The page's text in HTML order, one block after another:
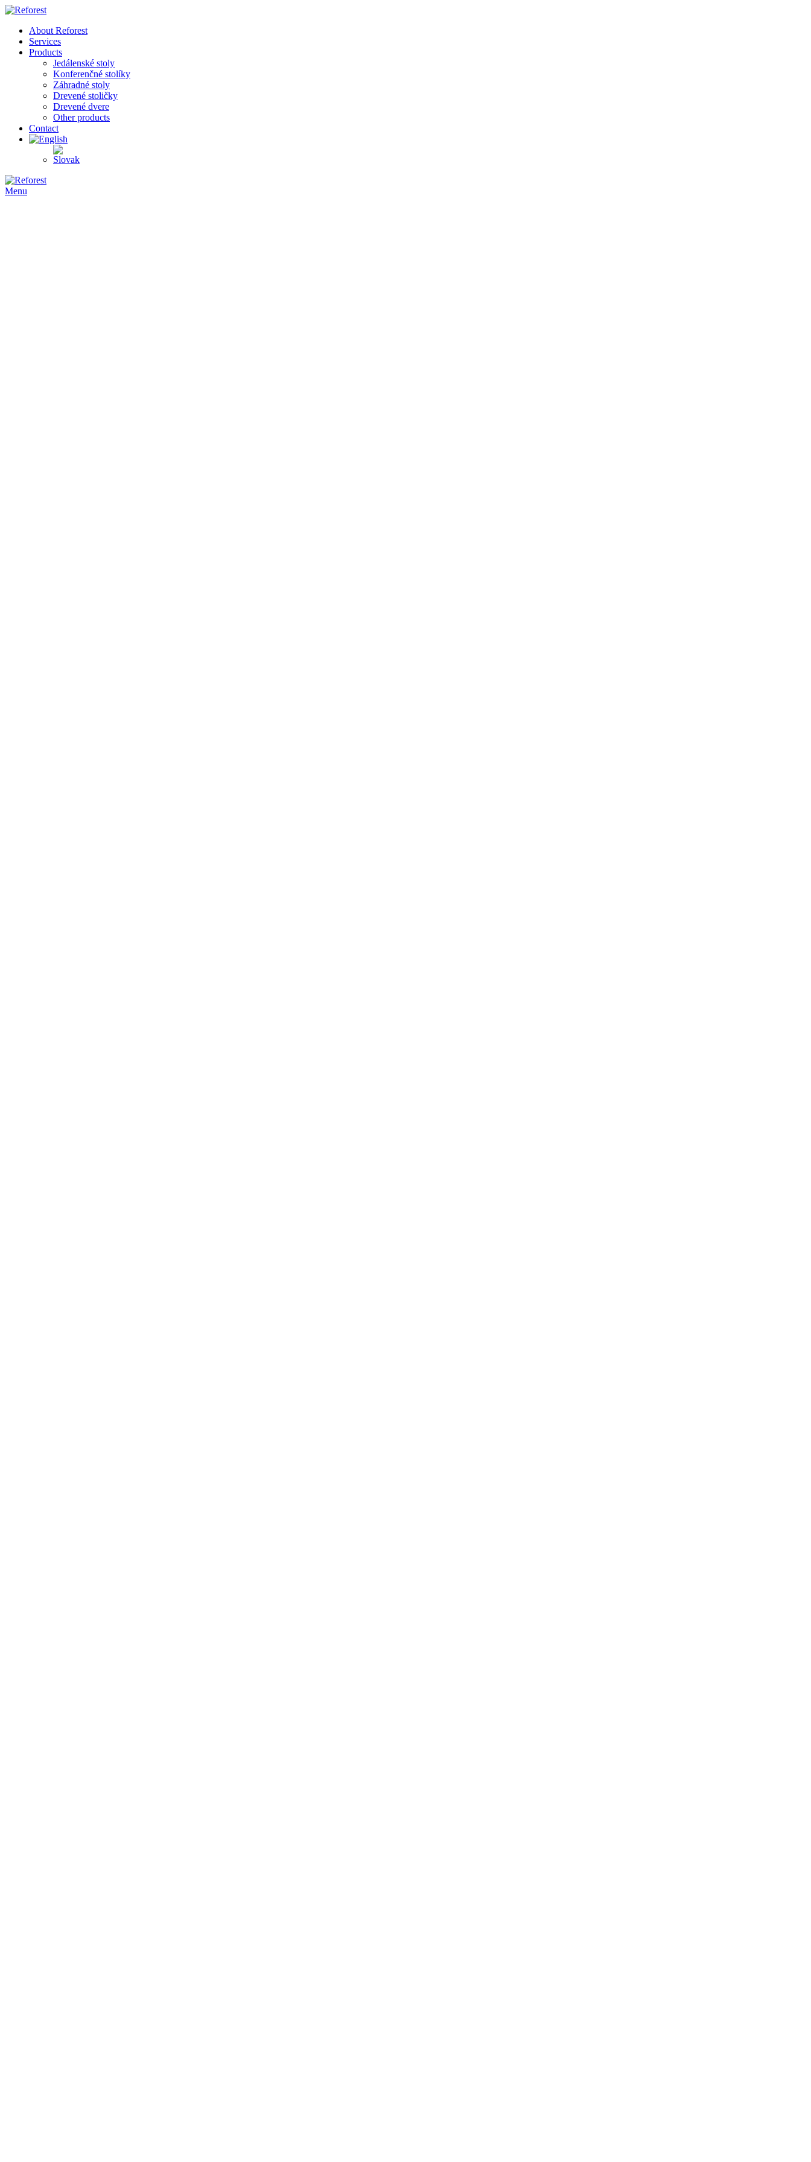
About Reforest
Services
Products
Jedálenské stoly
Konferenčné stolíky
Záhradné stoly
Drevené stoličky
Drevené dvere
Other products
Contact
Menu